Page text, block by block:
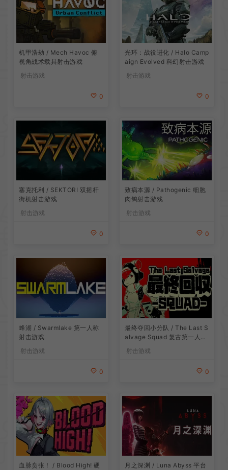
机甲浩劫 / Mech Havoc 俯
视角战术载具射击游戏
射击游戏
0
光环：战役进化 / Halo Camp
aign Evolved 科幻射击游戏
射击游戏
0
塞克托利 / SEKTORI 双摇杆
街机射击游戏
射击游戏
0
致病本源 / Pathogenic 细胞
肉鸽射击游戏
射击游戏
0
蜂湖 / Swarmlake 第一人称
射击游戏
射击游戏
0
最终夺回小分队 / The Last S
alvage Squad 复古第一人称
射击游戏
0
血脉贲张！ / Blood High! 硬
月之深渊 / Luna Abyss 平台